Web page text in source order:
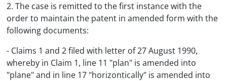
2. The case is remitted to the first instance with the
order to maintain the patent in amended form with the
following documents:
- Claims 1 and 2 filed with letter of 27 August 1990,
whereby in Claim 1, line 11 "plan" is amended into
"plane" and in line 17 "horizontically" is amended into